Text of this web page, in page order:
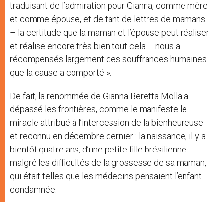
traduisant de l’admiration pour Gianna, comme mère
et comme épouse, et de tant de lettres de mamans
– la certitude que la maman et l’épouse peut réaliser
et réalise encore très bien tout cela – nous a
récompensés largement des souffrances humaines
que la cause a comporté ».
De fait, la renommée de Gianna Beretta Molla a
dépassé les frontières, comme le manifeste le
miracle attribué à l’intercession de la bienheureuse
et reconnu en décembre dernier : la naissance, il y a
bientôt quatre ans, d’une petite fille brésilienne
malgré les difficultés de la grossesse de sa maman,
qui était telles que les médecins pensaient l’enfant
condamnée.